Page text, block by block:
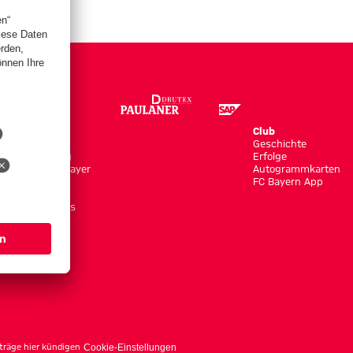
Bekleidung
Shop by Player
Accessoires
Club
Geschichte
Erfolge
Autogrammkarten
FC Bayern App
hier kündigen Cookie-Einstellungen